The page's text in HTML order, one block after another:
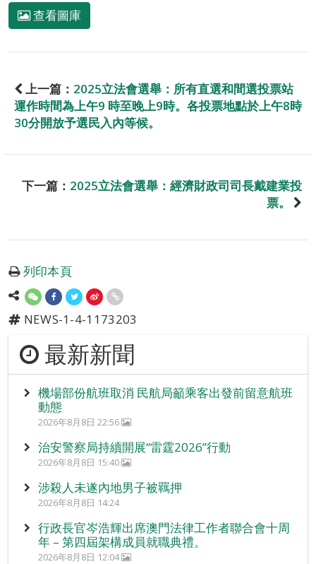
查看圖庫
上一篇： 2025立法會選舉：所有直選和間選投票站
運作時間為上午9 時至晚上9時。各投票地點於上午8時
30分開放予選民入內等候。
下一篇： 2025立法會選舉：經濟財政司司長戴建業投
票。
列印本頁
NEWS-1-4-1173203
最新新聞
機場部份航班取消 民航局籲乘客出發前留意航班
動態
2026年8月8日 22:56
治安警察局持續開展“雷霆2026”行動
2026年8月8日 15:40
涉殺人未遂內地男子被羈押
2026年8月8日 14:24
行政長官岑浩輝出席澳門法律工作者聯合會十周
年 – 第四屆架構成員就職典禮。
2026年8月8日 12:04